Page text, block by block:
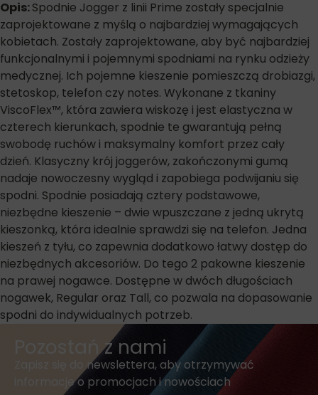
Opis:Spodnie Jogger z linii Prime zostały specjalnie
zaprojektowane z myślą o najbardziej wymagających
kobietach. Zostały zaprojektowane, aby być najbardziej
funkcjonalnymi i pojemnymi spodniami na rynku odzieży
medycznej. Ich pojemne kieszenie pomieszczą drobiazgi,
stetoskop, telefon czy notes. Wykonane z tkaniny
ViscoFlex™, która zawiera wiskozę i jest elastyczna w
czterech kierunkach, spodnie te gwarantują pełną
swobodę ruchów i maksymalny komfort przez cały
dzień. Klasyczny krój joggerów, zakończonymi gumą
nadaje nowoczesny wygląd i zapobiega podwijaniu się
spodni. Spodnie posiadają cztery podstawowe,
niezbędne kieszenie – dwie wpuszczane z jedną ukrytą
kieszonką, która idealnie sprawdzi się na telefon. Jedna
kieszeń z tyłu, co zapewnia dodatkowo łatwy dostęp do
niezbędnych akcesoriów. Do tego 2 pakowne kieszenie
na prawej nogawce. Dostępne w dwóch długościach
nogawek, Regular oraz Tall, co pozwala na dopasowanie
spodni do indywidualnych potrzeb.
Pozostań z nami
Zapisz się do newslettera, aby otrzymywać
informacje o promocjach i nowościach